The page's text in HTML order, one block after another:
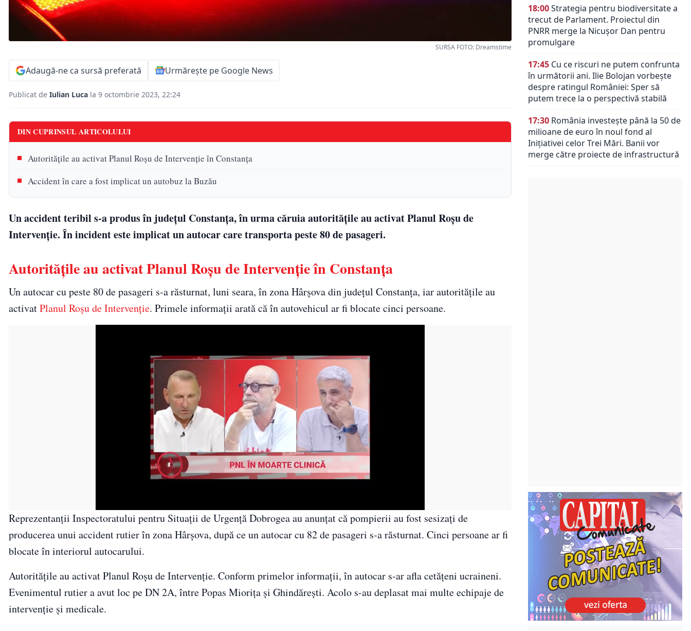
SURSA FOTO: Dreamstime
Adaugă-ne ca sursă preferată Urmărește pe Google News
Publicat de Iulian Luca la 9 octombrie 2023, 22:24
DIN CUPRINSUL ARTICOLULUI
Autoritățile au activat Planul Roșu de Intervenție în Constanța
Accident în care a fost implicat un autobuz la Buzău
Un accident teribil s-a produs în județul Constanța, în urma căruia autoritățile au activat Planul Roșu de
Intervenție. În incident este implicat un autocar care transporta peste 80 de pasageri.
Autoritățile au activat Planul Roșu de Intervenție în Constanța
Un autocar cu peste 80 de pasageri s-a răsturnat, luni seara, în zona Hârşova din judeţul Constanţa, iar autorităţile au
activatPlanul Roșu de Intervenție. Primele informaţii arată că în autovehicul ar fi blocate cinci persoane.
Reprezentanţii Inspectoratului pentru Situaţii de Urgenţă Dobrogea au anunţat că pompierii au fost sesizaţi de
producerea unui accident rutier în zona Hârşova, după ce un autocar cu 82 de pasageri s-a răsturnat. Cinci persoane ar fi
blocate în interiorul autocarului.
Autorităţile au activat Planul Roşu de Intervenţie. Conform primelor informaţii, în autocar s-ar afla cetăţeni ucraineni.
Evenimentul rutier a avut loc pe DN 2A, între Popas Mioriţa şi Ghindăreşti. Acolo s-au deplasat mai multe echipaje de
intervenţie şi medicale.
18:00Strategia pentru biodiversitate a
trecut de Parlament. Proiectul din
PNRR merge la Nicușor Dan pentru
promulgare
17:45 Cu ce riscuri ne putem confrunta
în următorii ani. Ilie Bolojan vorbește
despre ratingul României: Sper să
putem trece la o perspectivă stabilă
17:30 România investește până la 50 de
milioane de euro în noul fond al
Inițiativei celor Trei Mări. Banii vor
merge către proiecte de infrastructură